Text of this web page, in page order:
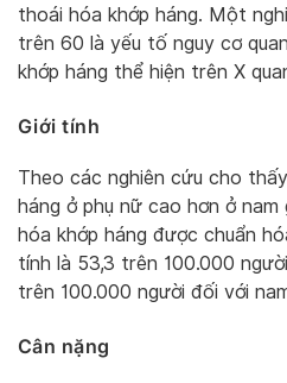
thoái hóa khớp háng. Một
trên 60 là yếu tố nguy cơ
khớp háng thể hiện trên X
Giới tính
Theo các nghiên cứu cho
háng ở phụ nữ cao hơn ở
hóa khớp háng được chuẩn
tính là 53,3 trên 100.000
trên 100.000 người đối với
Cân nặng